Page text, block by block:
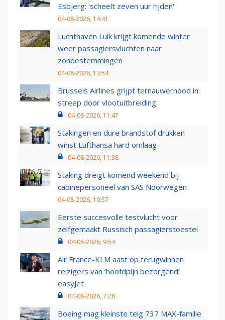
Esbjerg: 'scheelt zeven uur rijden'
04-08-2026, 14:41
Luchthaven Luik krijgt komende winter
weer passagiersvluchten naar
zonbestemmingen
04-08-2026, 13:54
Brussels Airlines grijpt ternauwernood in:
streep door vlootuitbreiding
04-08-2026, 11:47
Stakingen en dure brandstof drukken
winst Lufthansa hard omlaag
04-08-2026, 11:38
Staking dreigt komend weekend bij
cabinepersoneel van SAS Noorwegen
04-08-2026, 10:57
Eerste succesvolle testvlucht voor
zelfgemaakt Russisch passagierstoestel
04-08-2026, 9:54
Air France-KLM aast op terugwinnen
reizigers van ‘hoofdpijn bezorgend’
easyJet
04-08-2026, 7:26
Boeing mag kleinste telg 737 MAX-familie